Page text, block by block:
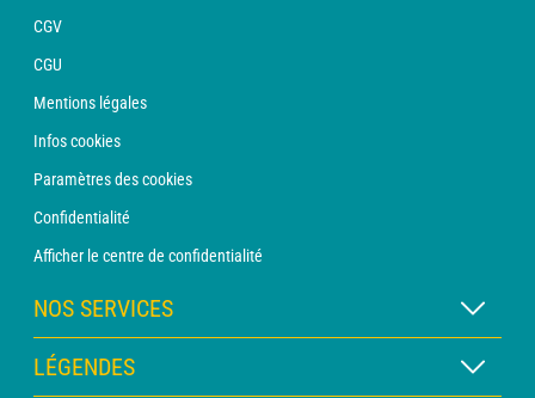
CGV
CGU
Mentions légales
Infos cookies
Paramètres des cookies
Confidentialité
Afficher le centre de confidentialité
NOS SERVICES
Abonnement METEO Xpert
LÉGENDES